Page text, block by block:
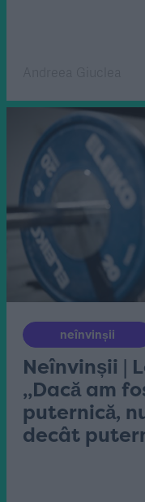
neînvinșii
Neînvinșii |
„Dacă am
puternică,
decât